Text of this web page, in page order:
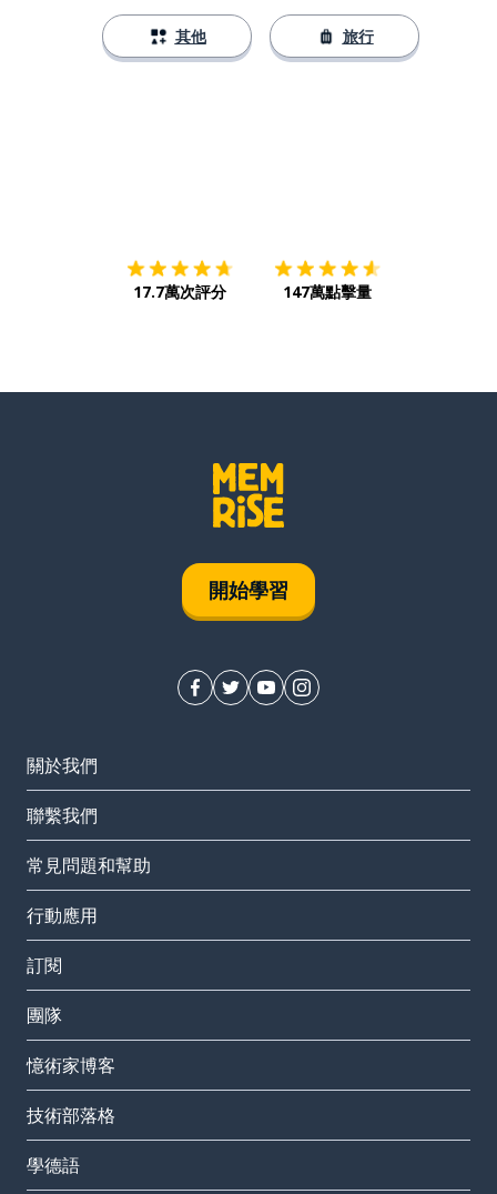
其他 旅行
17.7萬次評分 147萬點擊量
開始學習
關於我們
聯繫我們
常見問題和幫助
行動應用
訂閱
團隊
憶術家博客
技術部落格
學德語